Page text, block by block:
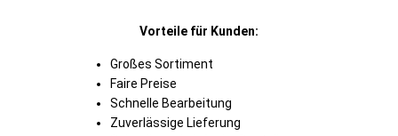
Vorteile für Kunden:
Großes Sortiment
Faire Preise
Schnelle Bearbeitung
Zuverlässige Lieferung